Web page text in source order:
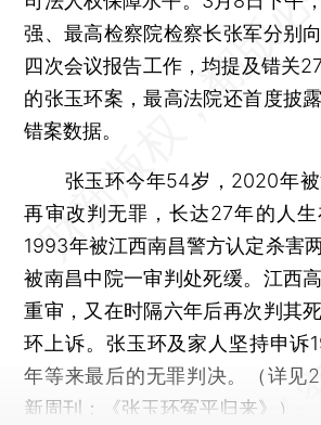
强、最高检察院检察长张军分别
四次会议报告工作，均提及错关
的张玉环案，最高法院还首度披
错案数据。
张玉环今年54岁，2020年被
再审改判无罪，长达27年的人
1993年被江西南昌警方认定杀害
被南昌中院一审判处死缓。江西
重审，又在时隔六年后再次判其
环上诉。张玉环及家人坚持申诉
年等来最后的无罪判决。（详见
新周刊：《张玉环冤平归来》）